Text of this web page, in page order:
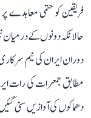
حالانکہ دونوں کے درمیان
دوران ایران کی نیم
دھماکوں کی آوازیں سنی